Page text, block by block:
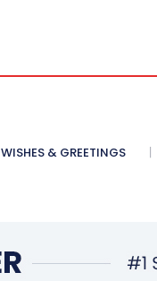
WISHES & GREETINGS